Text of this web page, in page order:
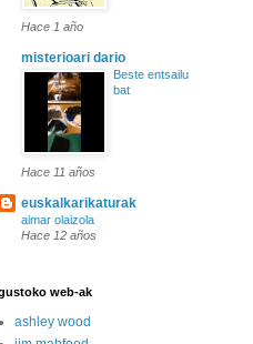
Hace 1 año
misterioari dario
Beste entsailu
bat
Hace 11 años
euskalkarikaturak
aimar olaizola
Hace 12 años
web-ak
ashley wood